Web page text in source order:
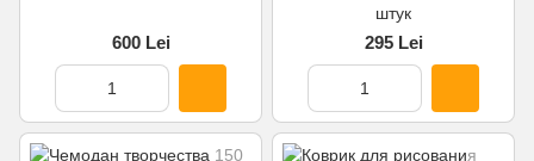
600 Lei
штук
295 Lei